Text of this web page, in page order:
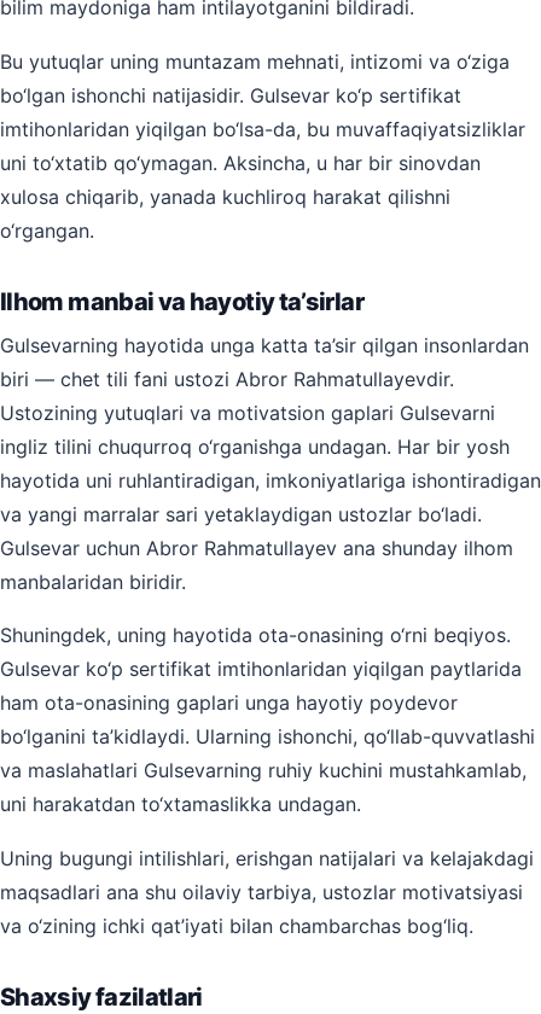
bilim maydoniga ham intilayotganini bildiradi.
Bu yutuqlar uning muntazam mehnati, intizomi va o‘ziga
bo‘lgan ishonchi natijasidir. Gulsevar ko‘p sertifikat
imtihonlaridan yiqilgan bo‘lsa-da, bu muvaffaqiyatsizliklar
uni to‘xtatib qo‘ymagan. Aksincha, u har bir sinovdan
xulosa chiqarib, yanada kuchliroq harakat qilishni
o‘rgangan.
Ilhom manbai va hayotiy ta’sirlar
Gulsevarning hayotida unga katta ta’sir qilgan insonlardan
biri — chet tili fani ustozi Abror Rahmatullayevdir.
Ustozining yutuqlari va motivatsion gaplari Gulsevarni
ingliz tilini chuqurroq o‘rganishga undagan. Har bir yosh
hayotida uni ruhlantiradigan, imkoniyatlariga ishontiradigan
va yangi marralar sari yetaklaydigan ustozlar bo‘ladi.
Gulsevar uchun Abror Rahmatullayev ana shunday ilhom
manbalaridan biridir.
Shuningdek, uning hayotida ota-onasining o‘rni beqiyos.
Gulsevar ko‘p sertifikat imtihonlaridan yiqilgan paytlarida
ham ota-onasining gaplari unga hayotiy poydevor
bo‘lganini ta’kidlaydi. Ularning ishonchi, qo‘llab-quvvatlashi
va maslahatlari Gulsevarning ruhiy kuchini mustahkamlab,
uni harakatdan to‘xtamaslikka undagan.
Uning bugungi intilishlari, erishgan natijalari va kelajakdagi
maqsadlari ana shu oilaviy tarbiya, ustozlar motivatsiyasi
va o‘zining ichki qat’iyati bilan chambarchas bog‘liq.
Shaxsiy fazilatlari